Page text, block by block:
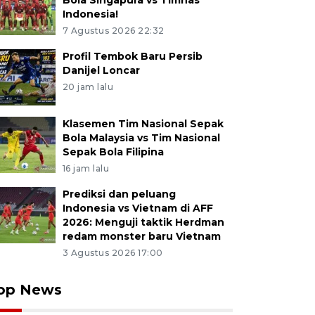
Indonesia!
7 Agustus 2026 22:32
Profil Tembok Baru Persib
Danijel Loncar
20 jam lalu
Klasemen Tim Nasional Sepak
Bola Malaysia vs Tim Nasional
Sepak Bola Filipina
16 jam lalu
Prediksi dan peluang
Indonesia vs Vietnam di AFF
2026: Menguji taktik Herdman
redam monster baru Vietnam
3 Agustus 2026 17:00
News